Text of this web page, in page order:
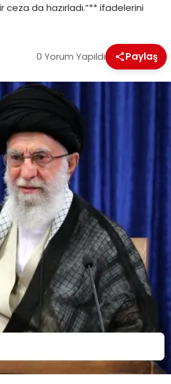
da hazırladı.”** ifadelerini
0 Yorum Yapıldı Paylaş